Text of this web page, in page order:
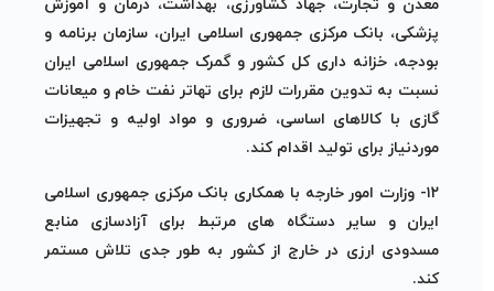
معدن و تجارت، جهاد کشاورزی، بهداشت، درمان و آموزش
پزشکی، بانک مرکزی جمهوری اسلامی ایران، سازمان برنامه و
بودجه، خزانه داری کل کشور و گمرک جمهوری اسلامی ایران
نسبت به تدوین مقررات لازم برای تهاتر نفت خام و میعانات
گازی با کالاهای اساسی، ضروری و مواد اولیه و تجهیزات
موردنیاز برای تولید اقدام کند.
۱۲- وزارت امور خارجه با همکاری بانک مرکزی جمهوری اسلامی
ایران و سایر دستگاه های مرتبط برای آزادسازی منابع
مسدودی ارزی در خارج از کشور به طور جدی تلاش مستمر
کند.